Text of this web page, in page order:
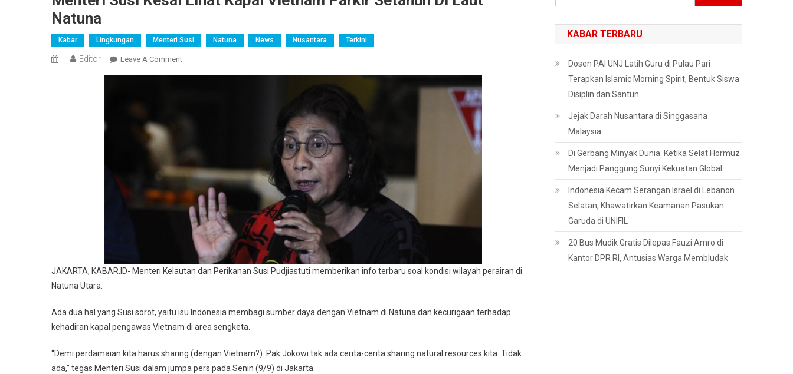
Natuna
Kabar Lingkungan Menteri Susi Natuna News Nusantara Terkini
Editor Leave A CommentOn
Setahun
Laut
Natuna
JAKARTA, KABAR.ID- Menteri Kelautan dan Perikanan Susi Pudjiastuti memberikan info terbaru soal kondisi wilayah perairan di
Natuna Utara.
Ada dua hal yang Susi sorot, yaitu isu Indonesia membagi sumber daya dengan Vietnam di Natuna dan kecurigaan terhadap
kehadiran kapal pengawas Vietnam di area sengketa.
“Demi perdamaian kita harus sharing (dengan Vietnam?). Pak Jokowi tak ada cerita-cerita sharing natural resources kita. Tidak
ada,” tegas Menteri Susi dalam jumpa pers pada Senin (9/9) di Jakarta.
untuk:
KABAR TERBARU
Dosen PAI UNJ Latih Guru di Pulau Pari
Terapkan Islamic Morning Spirit, Bentuk Siswa
Disiplin dan Santun
Jejak Darah Nusantara di Singgasana
Malaysia
Di Gerbang Minyak Dunia: Ketika Selat Hormuz
Menjadi Panggung Sunyi Kekuatan Global
Indonesia Kecam Serangan Israel di Lebanon
Selatan, Khawatirkan Keamanan Pasukan
Garuda di UNIFIL
20 Bus Mudik Gratis Dilepas Fauzi Amro di
Kantor DPR RI, Antusias Warga Membludak